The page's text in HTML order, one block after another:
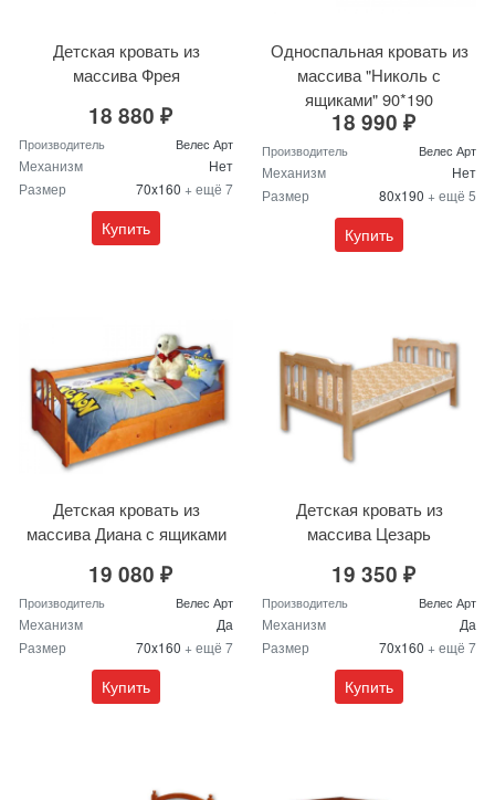
Детская кровать из
массива Фрея
18 880 ₽
Производитель Велес Арт
Механизм
Нет
Размер
70x160 + ещё 7
Купить
Односпальная кровать из
массива "Николь с
ящиками" 90*190
18 990 ₽
Производитель Велес Арт
Механизм
Нет
Размер
80x190 + ещё 5
Купить
Детская кровать из
массива Диана с ящиками
19 080 ₽
Производитель Велес Арт
Механизм
Да
Размер
70x160 + ещё 7
Купить
Детская кровать из
массива Цезарь
19 350 ₽
Производитель Велес Арт
Механизм
Да
Размер
70x160 + ещё 7
Купить